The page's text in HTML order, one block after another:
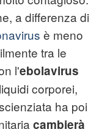
a differenza di
è meno
tra le
l'ebolavirus
corporei,
ha poi
cambierà